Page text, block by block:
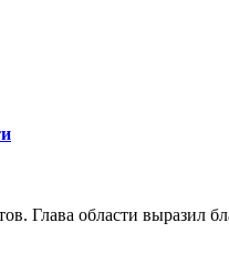
Глава области выразил